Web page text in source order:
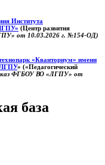
Института
(Центр развития
от 10.03.2026 г. №154-ОД)
«Кванториум» имени
» («Педагогический
ФГБОУ ВО «ЛГПУ» от
база